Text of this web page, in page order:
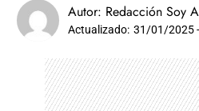
Autor: Redacción Soy
Actualizado: 31/01/2025